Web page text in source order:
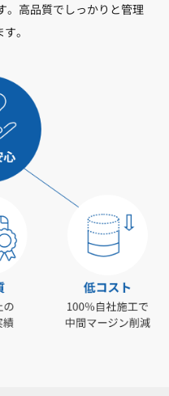
。高品質でしっかりと管理
。